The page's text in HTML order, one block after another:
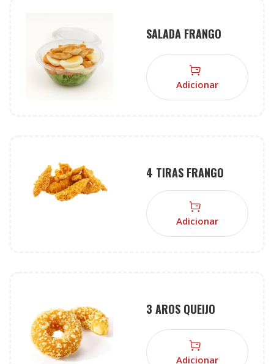
SALADA FRANGO
Adicionar
4 TIRAS FRANGO
Adicionar
3 AROS QUEIJO
Adicionar